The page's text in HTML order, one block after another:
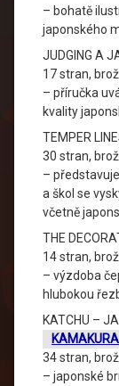
– bohatě
japonského
JUDGING A
17 stran,
– příručka
kvality
TEMPER
30 stran,
–
a škol se
včetně
THE
14 stran,
– výzdoba
hlubokou
KATCHU –
34 stran,
– japonské